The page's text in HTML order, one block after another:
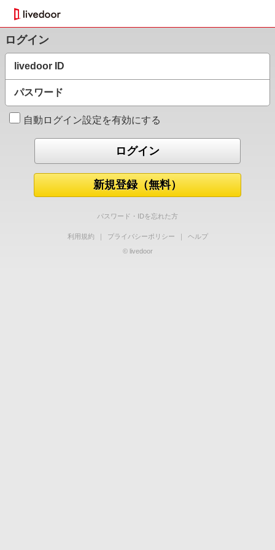
ログイン
livedoor ID
パスワード
自動ログイン設定を有効にする
新規登録（無料）
パスワード・IDを忘れた方
利用規約 ｜ プライバシーポリシー ｜
ヘルプ
© livedoor